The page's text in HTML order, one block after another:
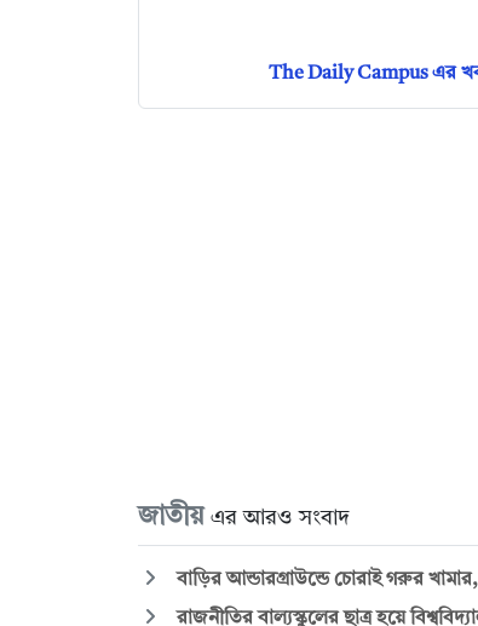
The Daily Campus এর
জাতীয় এর আরও সংবাদ
বাড়ির আন্ডারগ্রাউন্ডে চোরাই গরুর
রাজনীতির বাল্যস্কুলের ছাত্র হয়ে